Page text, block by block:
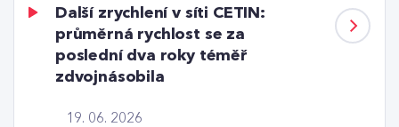
19. 06. 2026
Další zrychlení v síti CETIN:
průměrná rychlost se za
poslední dva roky téměř
zdvojnásobila